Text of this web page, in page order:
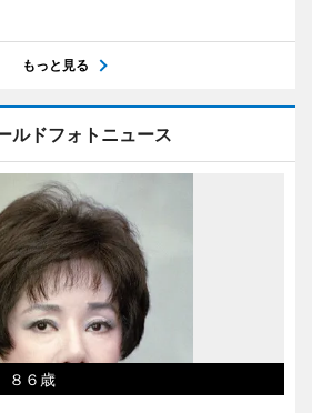
もっと見る
ルドフォトニュース
８６歳